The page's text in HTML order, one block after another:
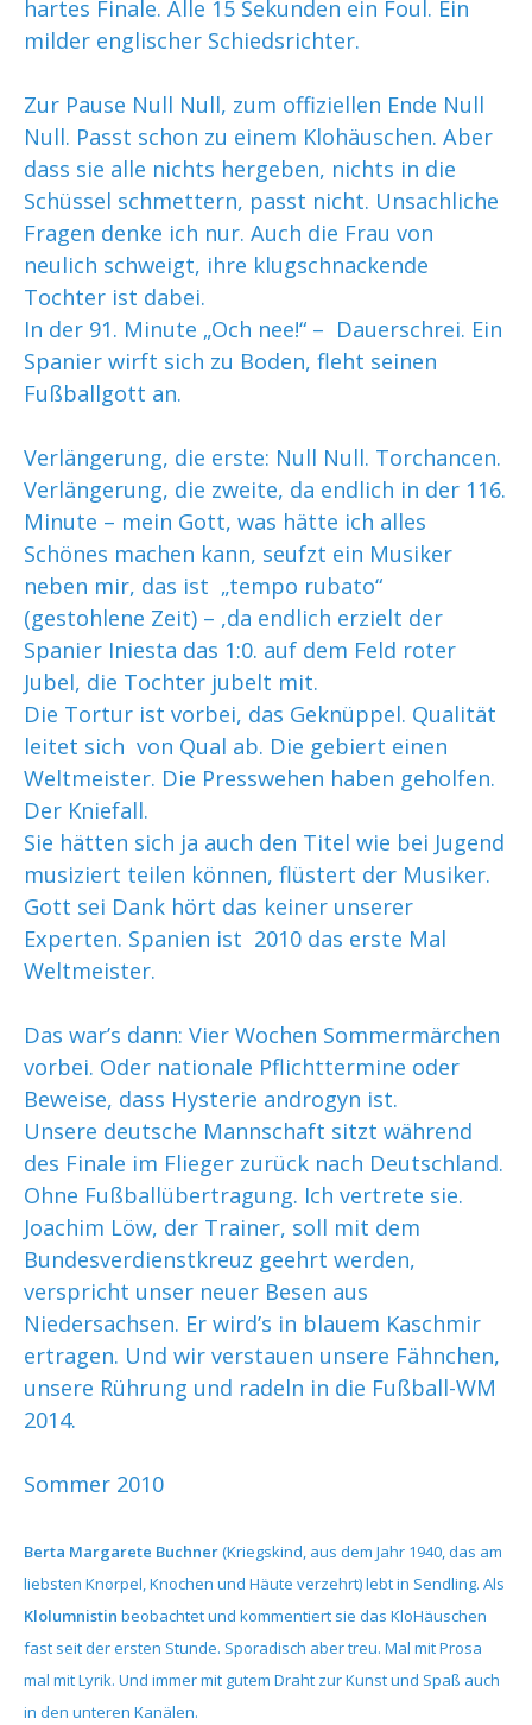
hartes Finale. Alle 15 Sekunden ein Foul. Ein
milder englischer Schiedsrichter.
Zur Pause Null Null, zum offiziellen Ende Null
Null. Passt schon zu einem Klohäuschen. Aber
dass sie alle nichts hergeben, nichts in die
Schüssel schmettern, passt nicht. Unsachliche
Fragen denke ich nur. Auch die Frau von
neulich schweigt, ihre klugschnackende
Tochter ist dabei.
In der 91. Minute „Och nee!“ – Dauerschrei. Ein
Spanier wirft sich zu Boden, fleht seinen
Fußballgott an.
Verlängerung, die erste: Null Null. Torchancen.
Verlängerung, die zweite, da endlich in der 116.
Minute – mein Gott, was hätte ich alles
Schönes machen kann, seufzt ein Musiker
neben mir, das ist „tempo rubato“
(gestohlene Zeit) – ,da endlich erzielt der
Spanier Iniesta das 1:0. auf dem Feld roter
Jubel, die Tochter jubelt mit.
Die Tortur ist vorbei, das Geknüppel. Qualität
leitet sich von Qual ab. Die gebiert einen
Weltmeister. Die Presswehen haben geholfen.
Der Kniefall.
Sie hätten sich ja auch den Titel wie bei Jugend
musiziert teilen können, flüstert der Musiker.
Gott sei Dank hört das keiner unserer
Experten. Spanien ist 2010 das erste Mal
Weltmeister.
Das war’s dann: Vier Wochen Sommermärchen
vorbei. Oder nationale Pflichttermine oder
Beweise, dass Hysterie androgyn ist.
Unsere deutsche Mannschaft sitzt während
des Finale im Flieger zurück nach Deutschland.
Ohne Fußballübertragung. Ich vertrete sie.
Joachim Löw, der Trainer, soll mit dem
Bundesverdienstkreuz geehrt werden,
verspricht unser neuer Besen aus
Niedersachsen. Er wird’s in blauem Kaschmir
ertragen. Und wir verstauen unsere Fähnchen,
unsere Rührung und radeln in die Fußball-WM
2014.
Sommer 2010
Berta Margarete Buchner(Kriegskind, aus dem Jahr 1940, das am
liebsten Knorpel, Knochen und Häute verzehrt) lebt in Sendling. Als
Klolumnistin beobachtet und kommentiert sie das KloHäuschen
fast seit der ersten Stunde. Sporadisch aber treu. Mal mit Prosa
mal mit Lyrik. Und immer mit gutem Draht zur Kunst und Spaß auch
in den unteren Kanälen.